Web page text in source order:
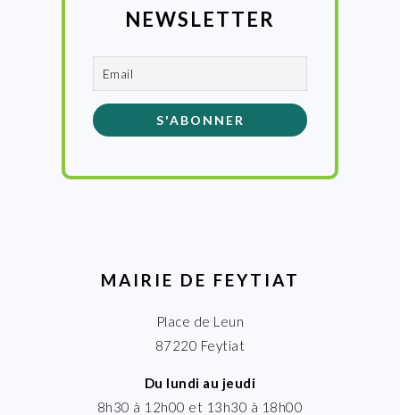
NEWSLETTER
MAIRIE DE FEYTIAT
Place de Leun
87220 Feytiat
Du lundi au jeudi
8h30 à 12h00 et 13h30 à 18h00